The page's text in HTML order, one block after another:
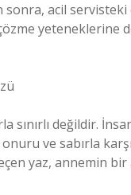
sonra, acil
yeteneklerine
değildir.
ve sabırla
yaz, annemin bir